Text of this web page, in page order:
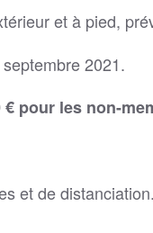
et à pied,
2021.
pour les non-
et de distanciation.